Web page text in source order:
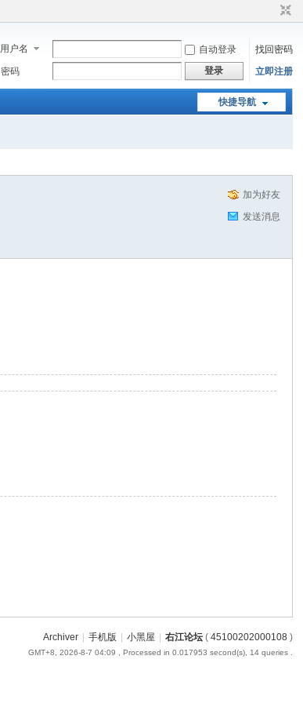
用户名 自动登录
找回密码
密码
登录 立即注册
快捷导航
加为好友
发送消息
Archiver 手机版 小黑屋 右江论坛( 45100202000108)
GMT+8, 2026-8-7 04:09 , Processed in 0.017953 second(s), 14 queries .